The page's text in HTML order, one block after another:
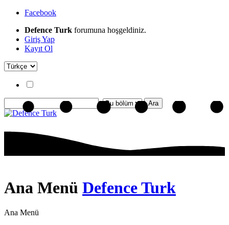
Facebook
Defence Turk forumuna hoşgeldiniz.
Giriş Yap
Kayıt Ol
Ana Menü Defence Turk
Ana Menü